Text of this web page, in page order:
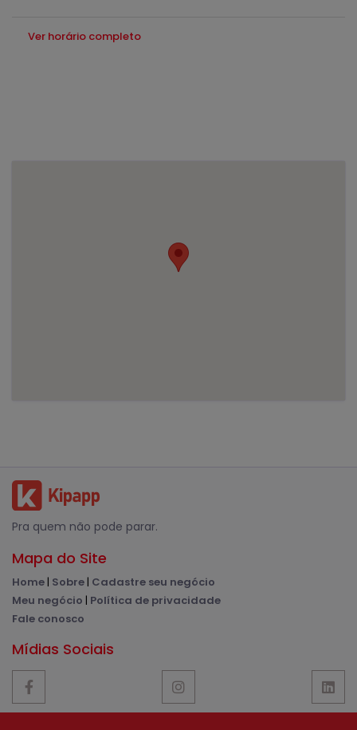
Ver horário completo
Pra quem não pode parar.
Mapa do Site
Home| Sobre| Cadastre seu negócio
Meu negócio | Política de privacidade
Fale conosco
Mídias Sociais